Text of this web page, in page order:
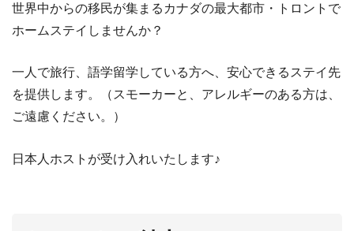
世界中からの移民が集まるカナダの最大都市・トロントで
ホームステイしませんか？
一人で旅行、語学留学している方へ、安心できるステイ先
を提供します。（スモーカーと、アレルギーのある方は、
ご遠慮ください。）
日本人ホストが受け入れいたします♪